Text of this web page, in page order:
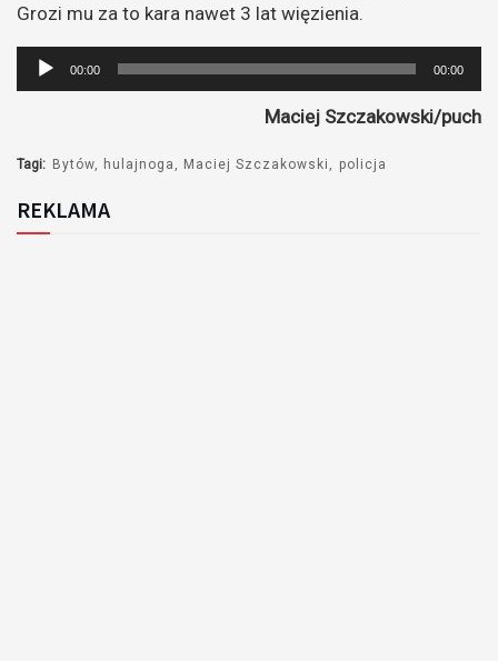
Grozi mu za to kara nawet 3 lat więzienia.
Odtwarzacz
plików
00:00 00:00
Maciej Szczakowski/puch
Tagi: Bytów hulajnoga Maciej Szczakowski policja
REKLAMA